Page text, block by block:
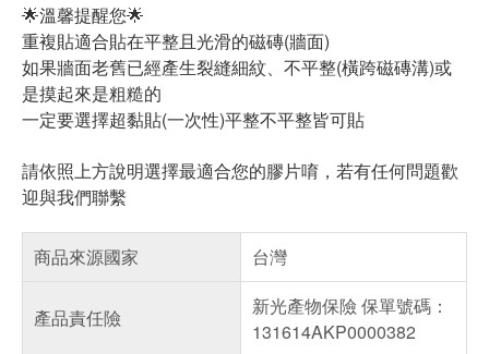
🌟溫馨提醒您🌟
重複貼適合貼在平整且光滑的磁磚(牆面)
如果牆面老舊已經產生裂縫細紋、不平整(橫跨磁磚溝)或
是摸起來是粗糙的
一定要選擇超黏貼(一次性)平整不平整皆可貼
請依照上方說明選擇最適合您的膠片唷，若有任何問題歡
迎與我們聯繫
商品來源國家 台灣
產品責任險
新光產物保險 保單號碼：
131614AKP0000382